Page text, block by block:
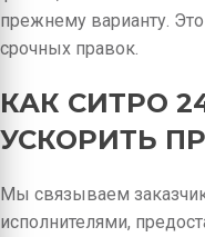
прежнему варианту.
срочных правок.
КАК СИТРО
УСКОРИТЬ
Мы связываем
исполнителями,